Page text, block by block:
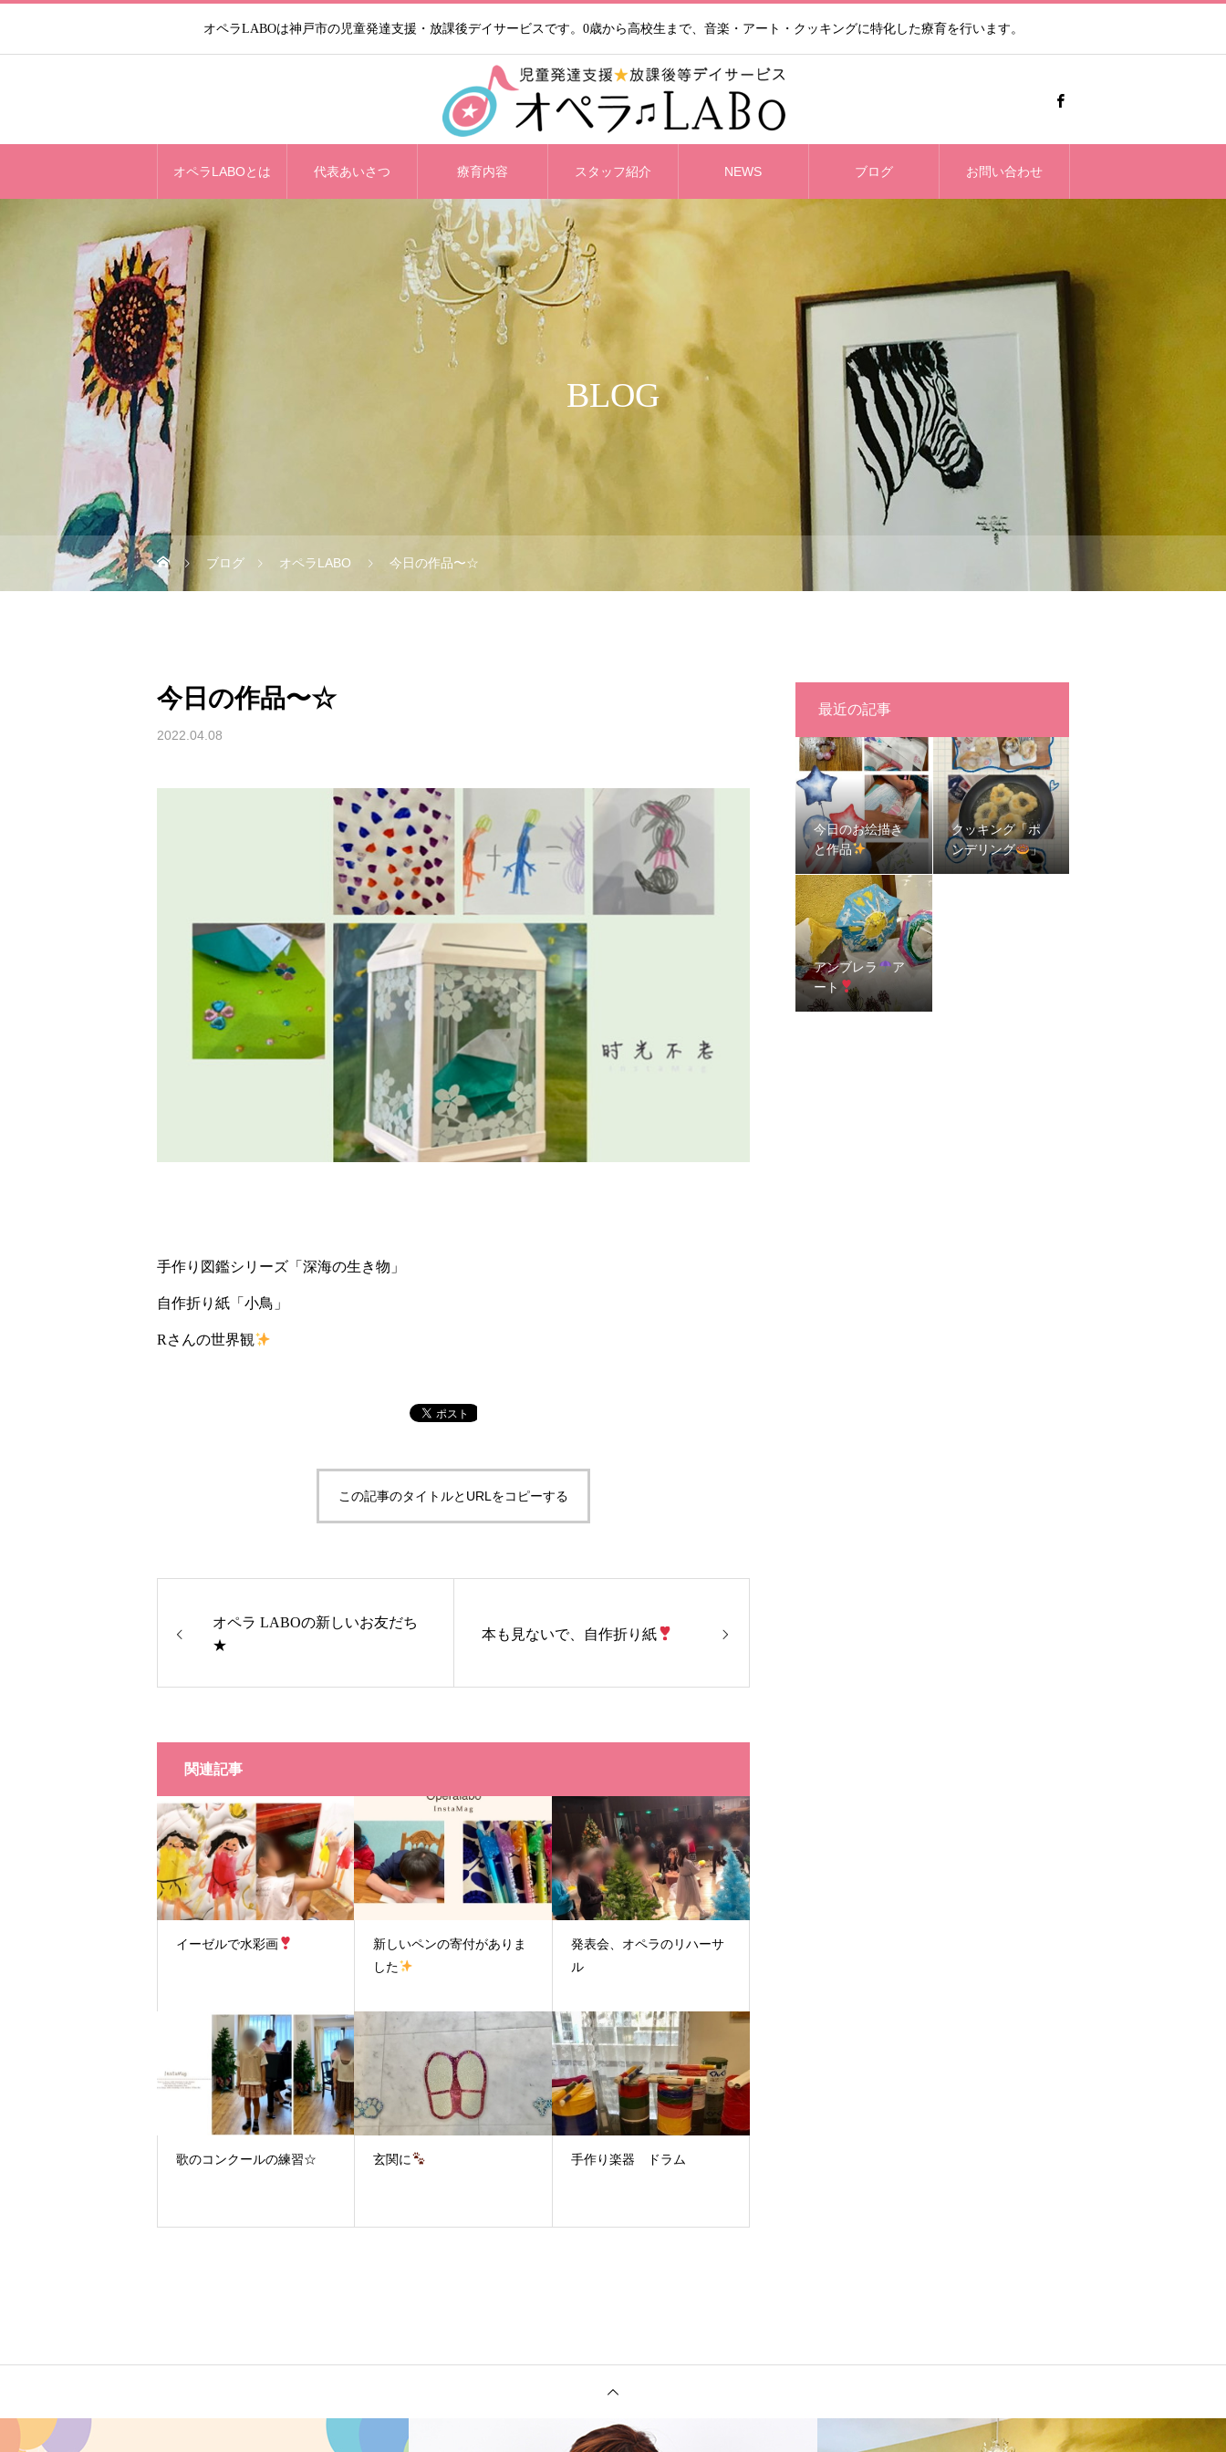
オペラLABOは神戸市の児童発達支援・放課後デイサービスです。0歳から高校生まで、音楽・アート・クッキングに特化した療育を行います。
オペラLABOとは 代表あいさつ 療育内容 スタッフ紹介 NEWS ブログ お問い合わせ
BLOG
ブログ オペラLABO 今日の作品〜☆
今日の作品〜☆
2022.04.08
手作り図鑑シリーズ「深海の生き物」
自作折り紙「小鳥」
Rさんの世界観
この記事のタイトルとURLをコピーする
オペラ LABOの新しいお友だち
★
本も見ないで、自作折り紙
関連記事
イーゼルで水彩画
新しいペンの寄付がありま
した
発表会、オペラのリハーサ
ル
歌のコンクールの練習☆ 玄関に 手作り楽器 ドラム
最近の記事
今日のお絵描き
と作品
クッキング「ポ
ンデリング
」
アンブレラ
ア
ート